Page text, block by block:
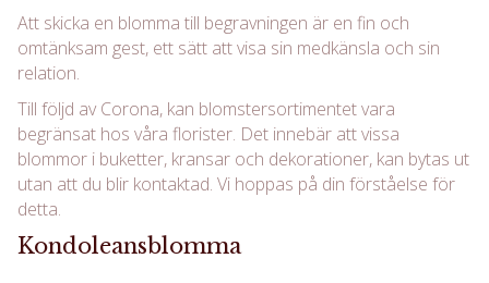
Att skicka en blomma till begravningen är en fin och
omtänksam gest, ett sätt att visa sin medkänsla och sin
relation.
Till följd av Corona, kan blomstersortimentet vara
begränsat hos våra florister. Det innebär att vissa
blommor i buketter, kransar och dekorationer, kan bytas ut
utan att du blir kontaktad. Vi hoppas på din förståelse för
detta.
Kondoleansblomma